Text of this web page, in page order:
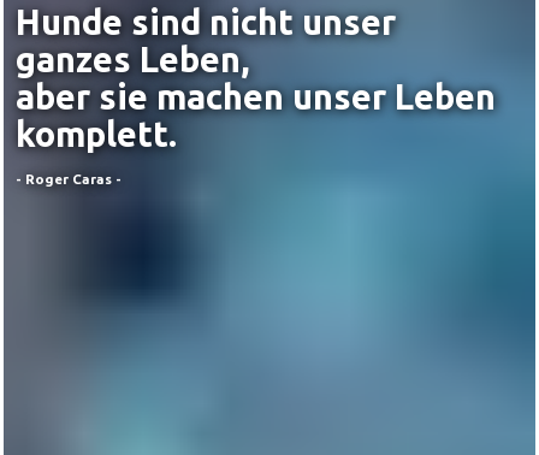
Hunde sind nicht unser
ganzes Leben,
aber sie machen unser Leben
komplett.
- Roger Caras -